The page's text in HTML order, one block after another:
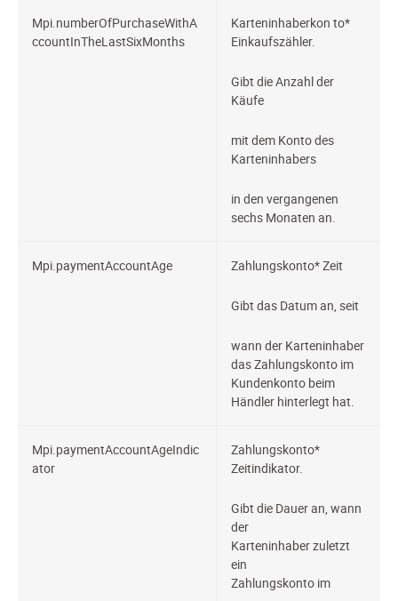
Mpi.numberOfPurchaseWithA
ccountInTheLastSixMonths
Karteninhaberkon to*
Einkaufszähler.
Gibt die Anzahl der
Käufe
mit dem Konto des
Karteninhabers
in den vergangenen
sechs Monaten an.
Mpi.paymentAccountAge Zahlungskonto*Zeit
Gibt das Datum an, seit
wann der Karteninhaber
das Zahlungskonto im
Kundenkonto beim
Händler hinterlegt hat.
Mpi.paymentAccountAgeIndic
ator
Zahlungskonto*
Zeitindikator.
Gibt die Dauer an, wann
der
Karteninhaber zuletzt
ein
Zahlungskonto im